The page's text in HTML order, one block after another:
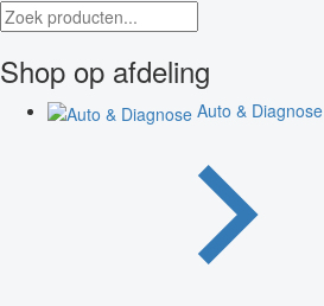
Shop op afdeling
Auto & Diagnose